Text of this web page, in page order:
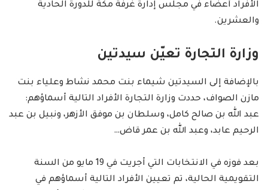
الأفراد أعضاء في مجلس إدارة غرفة مكة للدورة الحادية
والعشرين.
وزارة التجارة تعيّن سيدتين
بالإضافة إلى السيدتين شيماء بنت محمد نشاط وعلياء بنت
مازن الصواف، حددت وزارة التجارة الأفراد التالية أسماؤهم:
عبد الله بن صالح كامل، وسلطان بن موفق الأزهر، ونبيل بن عبد
الرحيم عابد، وعبد الله بن عمر قاض…
بعد فوزه في الانتخابات التي أجريت في 19 مايو من السنة
التقويمية الحالية، تم تعيين الأفراد التالية أسماؤهم في